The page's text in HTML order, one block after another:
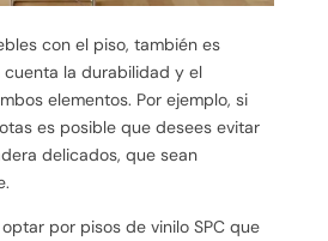
con el piso, también es
la durabilidad y el
elementos. Por ejemplo, si
es posible que desees evitar
delicados, que sean
por pisos de vinilo SPC que